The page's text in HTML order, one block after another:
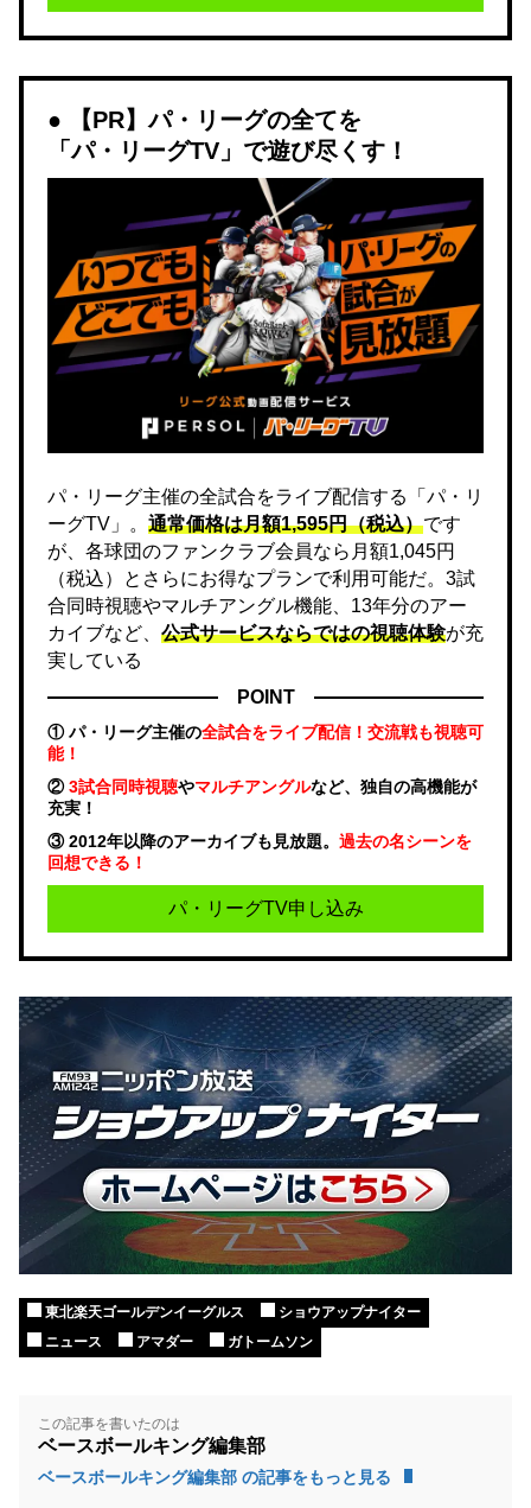
【PR】パ・リーグの全てを
「パ・リーグTV」で遊び尽くす！
パ・リーグ主催の全試合をライブ配信する「パ・リ
ーグTV」。 通常価格は月額1,595円（税込）です
が、各球団のファンクラブ会員なら月額1,045円
（税込）とさらにお得なプランで利用可能だ。3試
合同時視聴やマルチアングル機能、13年分のアー
カイブなど、 公式サービスならではの視聴体験が充
実している
POINT
① パ・リーグ主催の全試合をライブ配信！交流戦も視聴可
能！
②3試合同時視聴やマルチアングルなど、独自の高機能が
充実！
③ 2012年以降のアーカイブも見放題。 過去の名シーンを
回想できる！
パ・リーグTV申し込み
東北楽天ゴールデンイーグルス
ショウアップナイター
ニュース
アマダー ガトームソン
この記事を書いたのは
ベースボールキング編集部
ベースボールキング編集部 の記事をもっと見る